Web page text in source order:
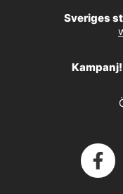
Sveriges
Kampanj!